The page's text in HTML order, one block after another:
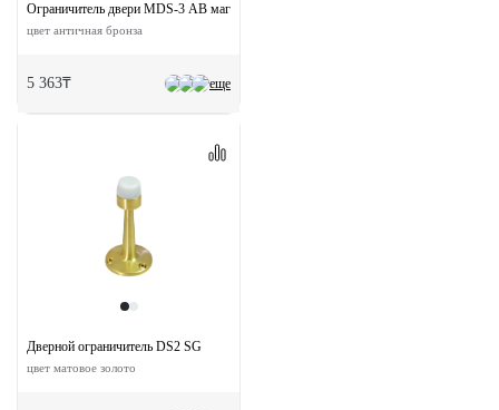
еще
Ограничитель двери MDS-3 AB магнитный
цвет античная бронза
5 363₸
Дверной ограничитель DS2 SG
цвет матовое золото